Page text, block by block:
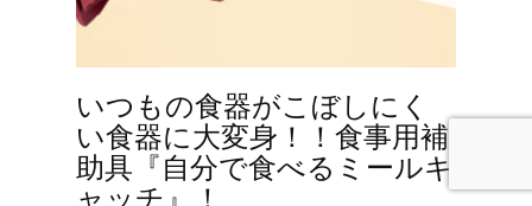
いつもの食器がこぼしにく
い食器に大変身！！食事用補
助具『自分で食べるミールキ
ャッチ』！